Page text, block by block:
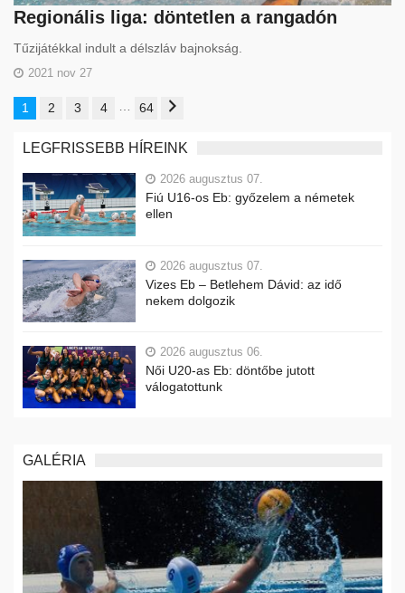
Regionális liga: döntetlen a rangadón
Tűzijátékkal indult a délszláv bajnokság.
2021 nov 27
1 2 3 4 64
LEGFRISSEBB HÍREINK
2026 augusztus 07.
Fiú U16-os Eb: győzelem a németek
ellen
2026 augusztus 07.
Vizes Eb – Betlehem Dávid: az idő
nekem dolgozik
2026 augusztus 06.
Női U20-as Eb: döntőbe jutott
válogatottunk
GALÉRIA